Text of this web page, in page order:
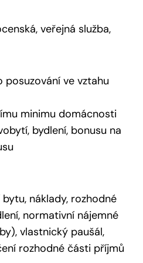
veřejná služba,
posuzování ve vztahu
minimu domácnosti
bydlení, bonusu na
náklady, rozhodné
normativní nájemné
vlastnický paušál,
rozhodné části příjmů